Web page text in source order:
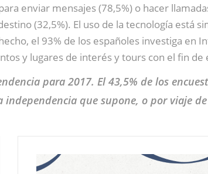
enviar mensajes (78,5%) o hacer
(32,5%). El uso de la tecnología está
el 93% de los españoles investiga en
y lugares de interés y tours con el fin
para 2017. El 43,5% de los
que supone, o por viaje de